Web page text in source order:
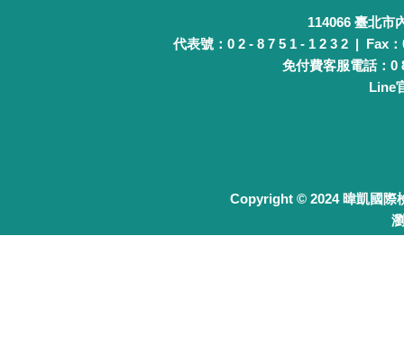
114066 臺北市
代表號：0 2 - 8 7 5 1 - 1 2 3 2 | Fax
免付費客服電話：0
Line
Copyright © 2024 暐凱國際